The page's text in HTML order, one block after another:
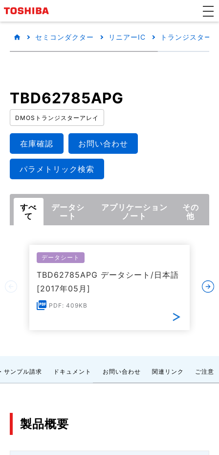
セミコンダクター リニアーIC トランジスター
TBD62785APG
DMOSトランジスターアレイ
在庫確認 お問い合わせ
パラメトリック検索
すべ
て
データシ
ート
アプリケーション
ノート
その
他
データシート
TBD62785APG データシート/日本語
[2017年05月]
PDF: 409KB
サンプル請求 ドキュメント お問い合わせ 関連リンク ご注意
製品概要